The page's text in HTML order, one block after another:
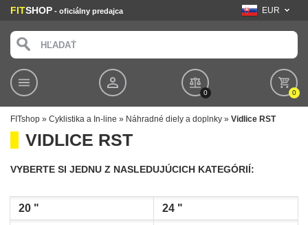
FITSHOP - oficiálny predajca EUR
0 0
FITshop » Cyklistika a In-line » Náhradné diely a doplnky » Vidlice RST
VIDLICE RST
VYBERTE SI JEDNU Z NASLEDUJÚCICH KATEGÓRIÍ:
20 "
24 "